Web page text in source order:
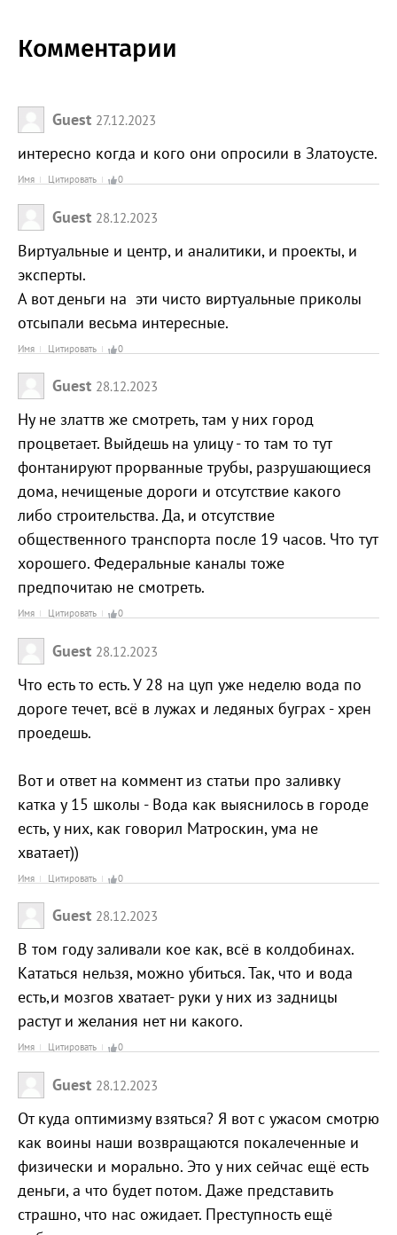
Комментарии
Guest 27.12.2023
интересно когда и кого они опросили в Златоусте.
Имя Цитировать 0
Guest 28.12.2023
Виртуальные и центр, и аналитики, и проекты, и
эксперты.
А вот деньги на эти чисто виртуальные приколы
отсыпали весьма интересные.
Имя Цитировать 0
Guest 28.12.2023
Ну не златтв же смотреть, там у них город
процветает. Выйдешь на улицу - то там то тут
фонтанируют прорванные трубы, разрушающиеся
дома, нечищеные дороги и отсутствие какого
либо строительства. Да, и отсутствие
общественного транспорта после 19 часов. Что тут
хорошего. Федеральные каналы тоже
предпочитаю не смотреть.
Имя Цитировать 0
Guest 28.12.2023
Что есть то есть. У 28 на цуп уже неделю вода по
дороге течет, всё в лужах и ледяных буграх - хрен
проедешь.
Вот и ответ на коммент из статьи про заливку
катка у 15 школы - Вода как выяснилось в городе
есть, у них, как говорил Матроскин, ума не
хватает))
Имя Цитировать 0
Guest 28.12.2023
В том году заливали кое как, всё в колдобинах.
Кататься нельзя, можно убиться. Так, что и вода
есть,и мозгов хватает- руки у них из задницы
растут и желания нет ни какого.
Имя Цитировать 0
Guest 28.12.2023
От куда оптимизму взяться? Я вот с ужасом смотрю
как воины наши возвращаются покалеченные и
физически и морально. Это у них сейчас ещё есть
деньги, а что будет потом. Даже представить
страшно, что нас ожидает. Преступность ещё